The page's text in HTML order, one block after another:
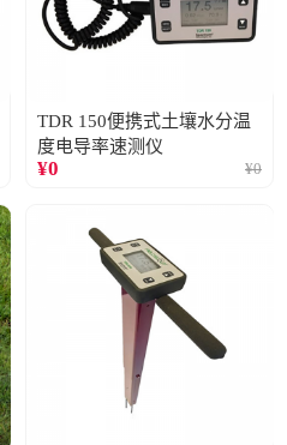
TDR 150便携式土壤水分温
度电导率速测仪
¥0 ¥0